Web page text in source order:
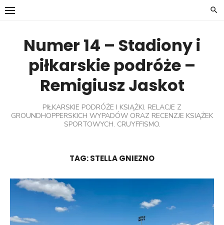
Skip
Numer 14 – Stadiony i
piłkarskie podróże –
Remigiusz Jaskot
PIŁKARSKIE PODRÓŻE I KSIĄŻKI. RELACJE Z
GROUNDHOPPERSKICH WYPADÓW ORAZ RECENZJE KSIĄŻEK
SPORTOWYCH. CRUYFFISMO.
TAG:STELLA GNIEZNO